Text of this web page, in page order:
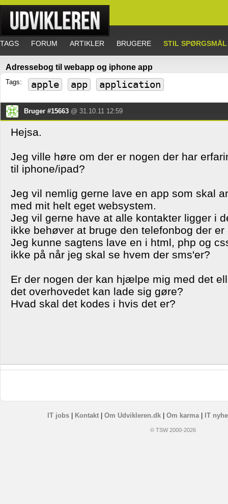
TAGS FORUM ARTIKLER BRUGERE STIL SPØRGSMÅL
Adressebog til webapp og iphone app
Tags: apple app application
Bruger #15663 @ 31.10.11 12:59
Hejsa.
Jeg ville høre om der er nogen der har
til iphone/ipad?
Jeg vil nemlig gerne lave en app som skal
med mit helt eget websystem.
Jeg vil gerne have at alle kontakter ligger i
ikke behøver at bruge den telefonbog der er
Jeg kunne sagtens lave en i html, php og
ikke på når jeg skal se hvem der sms'er?
Er der nogen der kan hjælpe mig med det
det overhovedet kan lade sig gøre?
Hvad skal det kodes i hvis det er?
IT jobs| Kontakt| Om Udvikleren.dk| Om karma| IT
© TSW 2000-2026